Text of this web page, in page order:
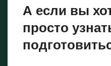
А если вы
просто